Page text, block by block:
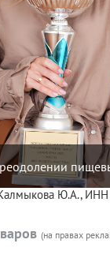
Ю.А.,
(на правах